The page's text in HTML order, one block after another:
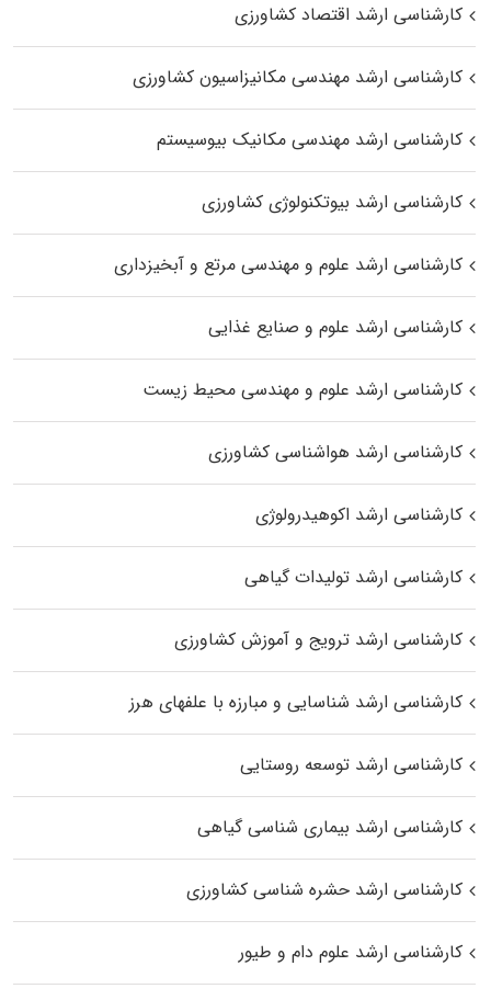
کارشناسی ارشد اقتصاد کشاورزی
کارشناسی ارشد مهندسی مکانیزاسیون کشاورزی
کارشناسی ارشد مهندسی مکانیک بیوسیستم
کارشناسی ارشد بیوتکنولوژی کشاورزی
کارشناسی ارشد علوم و مهندسی مرتع و آبخیزداری
کارشناسی ارشد علوم و صنایع غذایی
کارشناسی ارشد علوم و مهندسی محیط زیست
کارشناسی ارشد هواشناسی کشاورزی
کارشناسی ارشد اکوهیدرولوژی
کارشناسی ارشد تولیدات گیاهی
کارشناسی ارشد ترویج و آموزش کشاورزی
کارشناسی ارشد شناسایی و مبارزه با علفهای هرز
کارشناسی ارشد توسعه روستایی
کارشناسی ارشد بیماری‌ شناسی گیاهی
کارشناسی ارشد حشره‌ شناسی کشاورزی
کارشناسی ارشد علوم دام و طیور